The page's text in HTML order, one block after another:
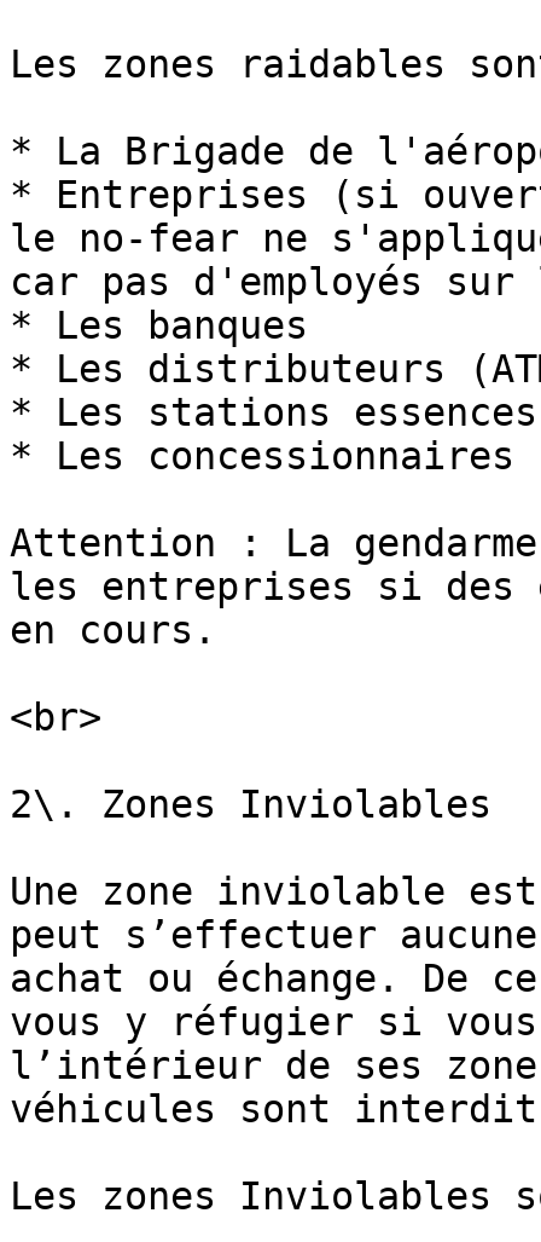
Les zones raidables
* La Brigade de
* Entreprises (si
le no-fear ne
car pas d'employés
* Les banques
* Les distributeurs
* Les stations essences
* Les concessionnaires
Attention : La
les entreprises si des
en cours.
<br>
2\. Zones Inviolables
Une zone inviolable
peut s’effectuer
achat ou échange. De
vous y réfugier si
l’intérieur de ses
véhicules sont
Les zones Inviolables